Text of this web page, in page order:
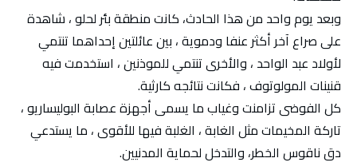
وبعد يوم واحد من هذا الحادث، كانت منطقة بئر لحلو ، شاهدة
على صراع آخر أكثر عنفا ودموية ، بين عائلتين إحداهما تنتمي
لأولاد عبد الواحد ، والأخرى تنتمي للموذنين ، استخدمت فيه
قنينات المولوتوف ، فكانت نتائجه كارثية.
كل الفوضى تزامنت وغياب ما يسمى أجهزة عصابة البوليساريو ،
تاركة المخيمات مثل الغابة ، الغلبة فيها للأقوى ، ما يستدعي
دق ناقوس الخطر، والتدخل لحماية المدنيين.